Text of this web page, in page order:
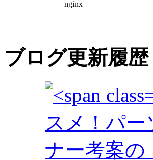
ブログ更新履歴